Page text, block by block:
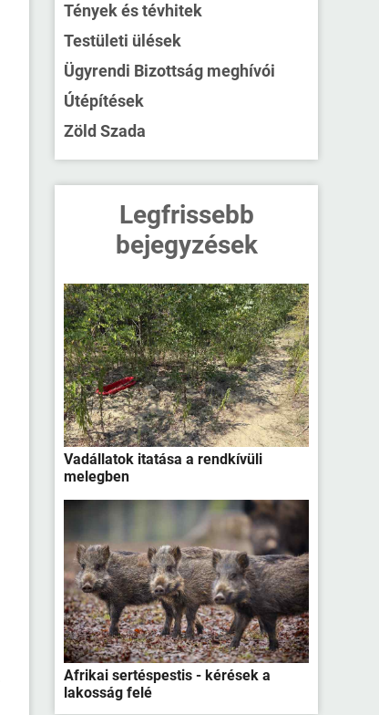
Tények és tévhitek
Testületi ülések
Ügyrendi Bizottság meghívói
Útépítések
Zöld Szada
Legfrissebb
bejegyzések
Vadállatok itatása a rendkívüli
melegben
Afrikai sertéspestis - kérések a
lakosság felé